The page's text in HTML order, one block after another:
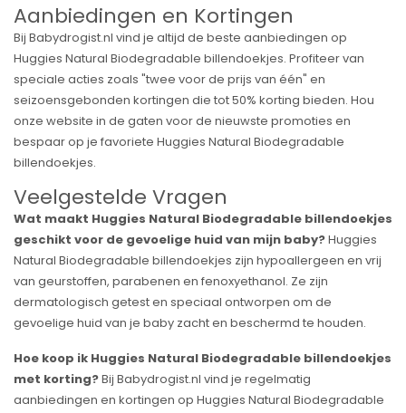
Aanbiedingen en Kortingen
Bij Babydrogist.nl vind je altijd de beste aanbiedingen op
Huggies Natural Biodegradable billendoekjes. Profiteer van
speciale acties zoals "twee voor de prijs van één" en
seizoensgebonden kortingen die tot 50% korting bieden. Hou
onze website in de gaten voor de nieuwste promoties en
bespaar op je favoriete Huggies Natural Biodegradable
billendoekjes.
Veelgestelde Vragen
Wat maakt Huggies Natural Biodegradable billendoekjes
geschikt voor de gevoelige huid van mijn baby?Huggies
Natural Biodegradable billendoekjes zijn hypoallergeen en vrij
van geurstoffen, parabenen en fenoxyethanol. Ze zijn
dermatologisch getest en speciaal ontworpen om de
gevoelige huid van je baby zacht en beschermd te houden.
Hoe koop ik Huggies Natural Biodegradable billendoekjes
met korting?Bij Babydrogist.nl vind je regelmatig
aanbiedingen en kortingen op Huggies Natural Biodegradable